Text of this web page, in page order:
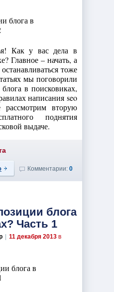
Как у вас дела в
Главное – начать, а
тоже
мы поговорили
в поисковиках,
написания seo
рассмотрим вторую
поднятия
выдаче.
Комментарии: 0
блога
Часть 1
11 декабря 2013 в